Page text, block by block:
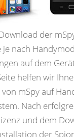
der
je nach
auf dem
helfen wir
mSpy auf
Nach
und dem
der